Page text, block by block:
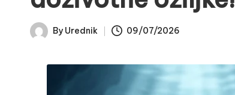
Posted
ByUrednik 09/07/2026